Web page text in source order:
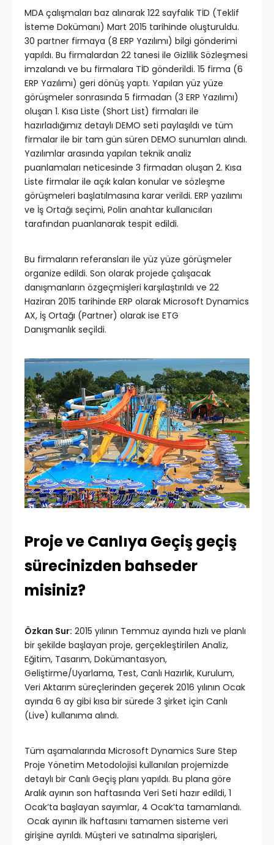
MDA çalışmaları baz alınarak 122 sayfalık TİD (Teklif
İsteme Dokümanı) Mart 2015 tarihinde oluşturuldu.
30 partner firmaya (8 ERP Yazılımı) bilgi gönderimi
yapıldı. Bu firmalardan 22 tanesi ile Gizlilik Sözleşmesi
imzalandı ve bu firmalara TİD gönderildi. 15 firma (6
ERP Yazılımı) geri dönüş yaptı. Yapılan yüz yüze
görüşmeler sonrasında 5 firmadan (3 ERP Yazılımı)
oluşan 1. Kısa Liste (Short List) firmaları ile
hazırladığımız detaylı DEMO seti paylaşıldı ve tüm
firmalar ile bir tam gün süren DEMO sunumları alındı.
Yazılımlar arasında yapılan teknik analiz
puanlamaları neticesinde 3 firmadan oluşan 2. Kısa
Liste firmalar ile açık kalan konular ve sözleşme
görüşmeleri başlatılmasına karar verildi. ERP yazılımı
ve İş Ortağı seçimi, Polin anahtar kullanıcıları
tarafından puanlanarak tespit edildi.
Bu firmaların referansları ile yüz yüze görüşmeler
organize edildi. Son olarak projede çalışacak
danışmanların özgeçmişleri karşılaştırıldı ve 22
Haziran 2015 tarihinde ERP olarak Microsoft Dynamics
AX, İş Ortağı (Partner) olarak ise ETG
Danışmanlık seçildi.
Proje ve Canlıya Geçiş geçiş
sürecinizden bahseder
misiniz?
Özkan Sur: 2015 yılının Temmuz ayında hızlı ve planlı
bir şekilde başlayan proje, gerçekleştirilen Analiz,
Eğitim, Tasarım, Dokümantasyon,
Geliştirme/Uyarlama, Test, Canlı Hazırlık, Kurulum,
Veri Aktarım süreçlerinden geçerek 2016 yılının Ocak
ayında 6 ay gibi kısa bir sürede 3 şirket için Canlı
(Live) kullanıma alındı.
Tüm aşamalarında Microsoft Dynamics Sure Step
Proje Yönetim Metodolojisi kullanılan projemizde
detaylı bir Canlı Geçiş planı yapıldı. Bu plana göre
Aralık ayının son haftasında Veri Seti hazır edildi, 1
Ocak’ta başlayan sayımlar, 4 Ocak’ta tamamlandı.
Ocak ayının ilk haftasını tamamen sisteme veri
girişine ayrıldı. Müşteri ve satınalma siparişleri,